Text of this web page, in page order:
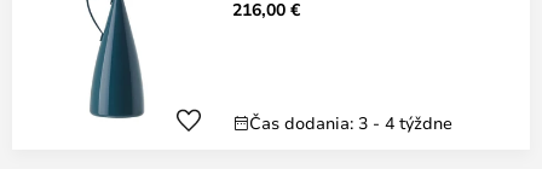
216,00 €
Čas dodania: 3 - 4 týždne